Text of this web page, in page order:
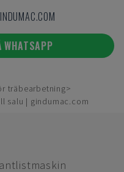
WHATSAPP
träbearbetning
salu | gindumac.com